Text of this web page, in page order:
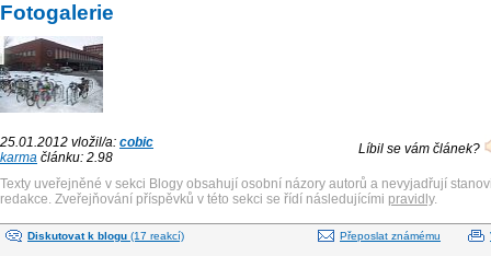
Fotogalerie
25.01.2012 vložil/a: cobic
karma článku: 2.98
Líbil se vám článek?
Texty uveřejněné v sekci Blogy obsahují osobní názory autorů a nevyjadřují
redakce. Zveřejňování příspěvků v této sekci se řídí následujícími pravidly.
Diskutovat k blogu (17 reakcí) Přeposlat známému